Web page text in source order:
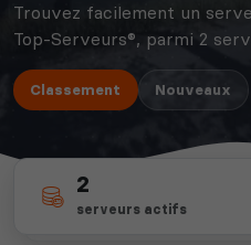
Trouvez facilement un
Top-Serveurs®, parmi 2
Classement Nouveaux
2
serveurs actifs
depuis 2012
14 ans d'expertise
255